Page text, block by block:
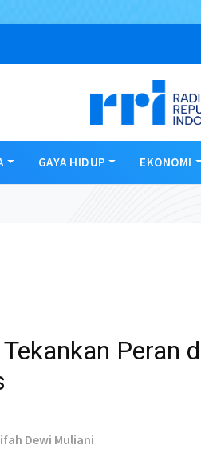
GAYA HIDUP EKONOMI
Peran
Dewi Muliani